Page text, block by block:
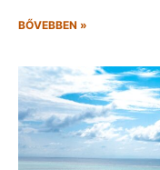
BŐVEBBEN »